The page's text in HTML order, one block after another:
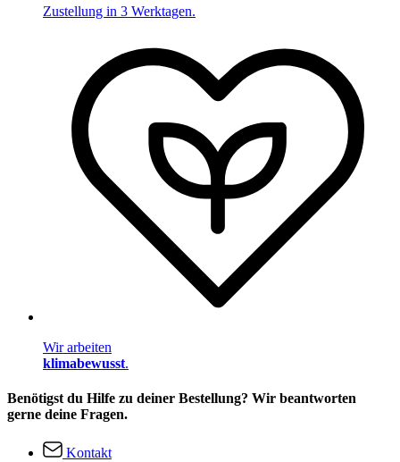
Zustellung in 3 Werktagen.
Wir arbeiten
klimabewusst.
Benötigst du Hilfe zu deiner Bestellung? Wir beantworten
gerne deine Fragen.
Kontakt